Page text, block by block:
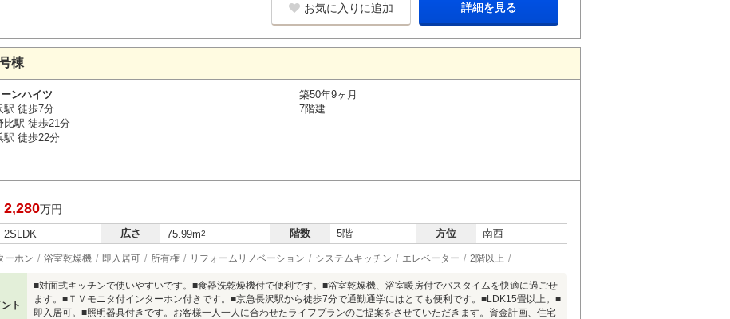
お気に入りに追加 詳細を見る
棟
ンハイツ
駅 徒歩7分
比駅 徒歩21分
駅 徒歩22分
築50年9ヶ月
7階建
2,280万円
2SLDK 広さ 75.99m2 階数 5階 方位 南西
ーホン 浴室乾燥機 即入居可 所有権 リフォームリノベーション システムキッチン エレベーター 2階以上
ト
■対面式キッチンで使いやすいです。■食器洗乾燥機付で便利です。■浴室乾燥機、浴室暖房付でバスタイムを快適に過ごせ
ます。■ＴＶモニタ付インターホン付きです。■京急長沢駅から徒歩7分で通勤通学にはとても便利です。■LDK15畳以上。■
即入居可。■照明器具付きです。お客様一人一人に合わせたライフプランのご提案をさせていただきます。資金計画、住宅